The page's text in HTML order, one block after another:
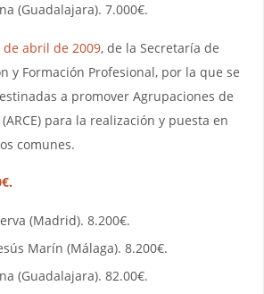
(Guadalajara). 7.000€.
de abril de 2009, de la Secretaría de
y Formación Profesional, por la que se
a promover Agrupaciones de
para la realización y puesta en
comunes.
(Madrid). 8.200€.
Marín (Málaga). 8.200€.
(Guadalajara). 82.00€.